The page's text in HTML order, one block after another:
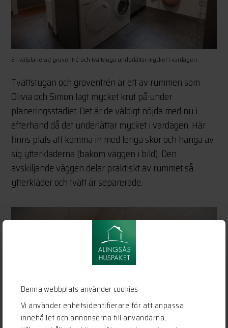
Denna webbplats använder cookies
Vi använder enhetsidentifierare för att anpassa
innehållet och annonserna till användarna,
En välplanerad groventré och tvättstuga underlättar mycket i vardagen.
Tvättstugan och groventrén är ett av rummen som
Olivia och Simon lagt mycket krut på under
planeringsstadiet. Det är de väldigt nöjda med nu i
efterhand då det underlättar mycket i vardagen. Här
finns plats att komma in med leriga skor och hänga av
sig ytterkläderna (bakom väggen i bild). Den
avskiljande väggen delar praktiskt av rummet så
ytterkläder och tvätt är separerade.